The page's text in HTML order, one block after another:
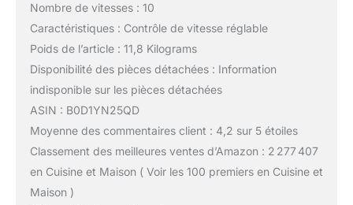
Nombre de vitesses : 10
Caractéristiques : Contrôle de vitesse réglable
Poids de l’article : 11,8 Kilograms
Disponibilité des pièces détachées : Information
indisponible sur les pièces détachées
ASIN : B0D1YN25QD
Moyenne des commentaires client : 4,2 sur 5 étoiles
Classement des meilleures ventes d’Amazon : 2 277 407
en Cuisine et Maison ( Voir les 100 premiers en Cuisine et
Maison )